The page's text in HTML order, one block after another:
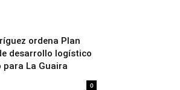
ordena Plan
desarrollo logístico
La Guaira
0